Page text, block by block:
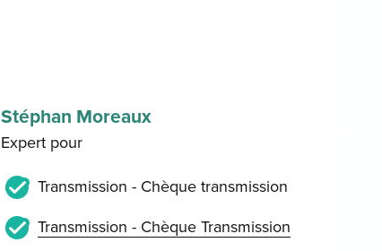
Stéphan Moreaux
Expert pour
Transmission - Chèque transmission
Transmission - Chèque Transmission